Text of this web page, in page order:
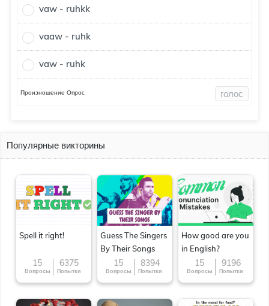
vaw - ruhkk
vaaw - ruhk
vaw - ruhk
Произношение Опрос голос
Популярные викторины
Spell it right!
15
Вопросы
6375
Попытки
Guess The Singers
By Their Songs
15
Вопросы
8394
Попытки
How good are you
in English?
15
Вопросы
9196
Попытки